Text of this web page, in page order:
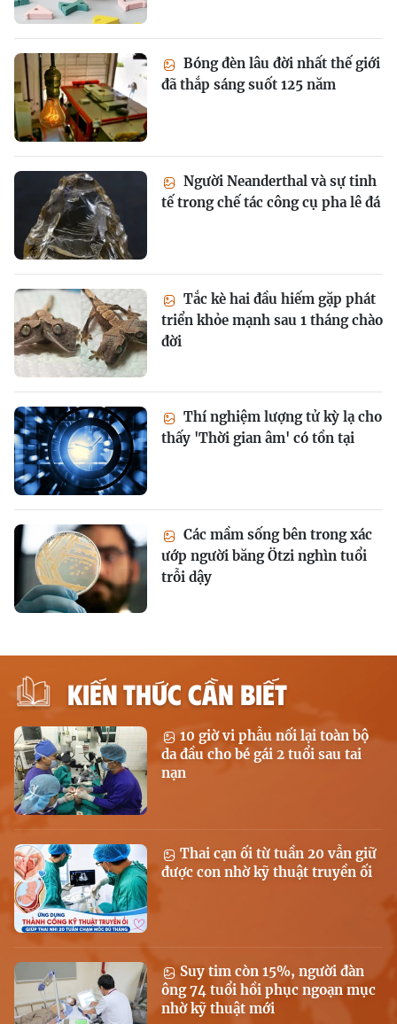
Bóng đèn lâu đời nhất thế giới
đã thắp sáng suốt 125 năm
Người Neanderthal và sự tinh
tế trong chế tác công cụ pha lê đá
Tắc kè hai đầu hiếm gặp phát
triển khỏe mạnh sau 1 tháng chào
đời
Thí nghiệm lượng tử kỳ lạ cho
thấy 'Thời gian âm' có tồn tại
Các mầm sống bên trong xác
ướp người băng Ötzi nghìn tuổi
trỗi dậy
KIẾN THỨC CẦN BIẾT
10 giờ vi phẫu nối lại toàn bộ
da đầu cho bé gái 2 tuổi sau tai
nạn
Thai cạn ối từ tuần 20 vẫn giữ
được con nhờ kỹ thuật truyền ối
Suy tim còn 15%, người đàn
ông 74 tuổi hồi phục ngoạn mục
nhờ kỹ thuật mới